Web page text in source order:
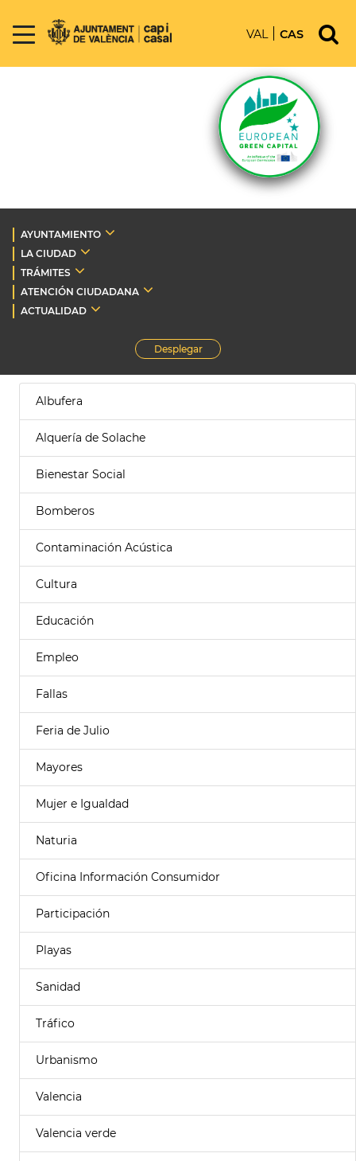
VAL CAS
AYUNTAMIENTO
LA CIUDAD
TRÁMITES
ATENCIÓN CIUDADANA
ACTUALIDAD
Desplegar
Albufera
Alquería de Solache
Bienestar Social
Bomberos
Contaminación Acústica
Cultura
Educación
Empleo
Fallas
Feria de Julio
Mayores
Mujer e Igualdad
Naturia
Oficina Información Consumidor
Participación
Playas
Sanidad
Tráfico
Urbanismo
Valencia
Valencia verde